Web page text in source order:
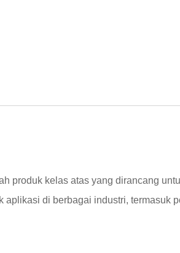
produk kelas atas yang dirancang
aplikasi di berbagai industri, termasuk